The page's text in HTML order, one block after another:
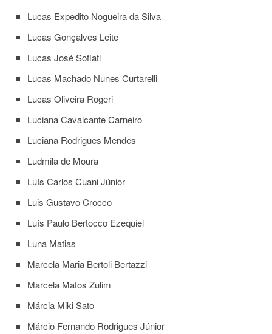
Lucas Expedito Nogueira da Silva
Lucas Gonçalves Leite
Lucas José Sofiati
Lucas Machado Nunes Curtarelli
Lucas Oliveira Rogeri
Luciana Cavalcante Carneiro
Luciana Rodrigues Mendes
Ludmila de Moura
Luís Carlos Cuani Júnior
Luis Gustavo Crocco
Luís Paulo Bertocco Ezequiel
Luna Matias
Marcela Maria Bertoli Bertazzi
Marcela Matos Zulim
Márcia Miki Sato
Márcio Fernando Rodrigues Júnior